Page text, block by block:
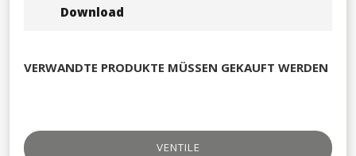
Download
VERWANDTE PRODUKTE MÜSSEN GEKAUFT WERDEN
VENTILE​